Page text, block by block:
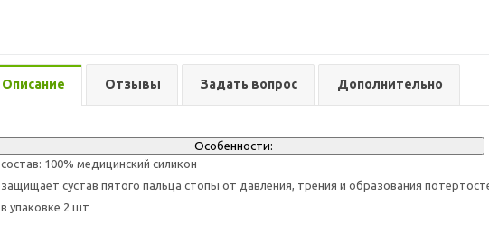
Описание Отзывы Задать вопрос Дополнительно
Особенности:
состав: 100% медицинский силикон
защищает сустав пятого пальца стопы от давления, трения и образования
в упаковке 2 шт